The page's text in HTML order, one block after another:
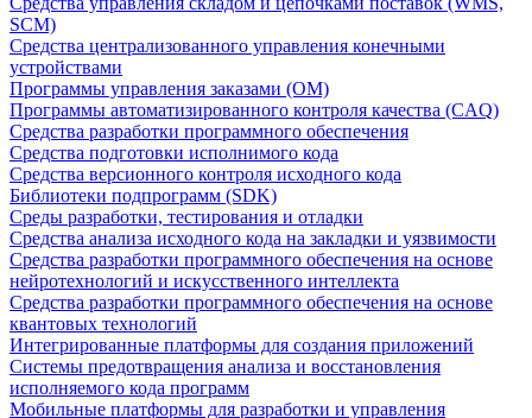
SCM)
Средства централизованного управления конечными
устройствами
Программы управления заказами (OM)
Программы автоматизированного контроля качества (CAQ)
Средства разработки программного обеспечения
Средства подготовки исполнимого кода
Средства версионного контроля исходного кода
Библиотеки подпрограмм (SDK)
Среды разработки, тестирования и отладки
Средства анализа исходного кода на закладки и уязвимости
Средства разработки программного обеспечения на основе
нейротехнологий и искусственного интеллекта
Средства разработки программного обеспечения на основе
квантовых технологий
Интегрированные платформы для создания приложений
Системы предотвращения анализа и восстановления
исполняемого кода программ
Мобильные платформы для разработки и управления